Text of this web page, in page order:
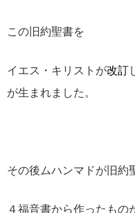
この旧約聖書を
イエス・キリストが改訂
が生まれました。
その後ムハンマドが旧約
４福音書から作ったもの